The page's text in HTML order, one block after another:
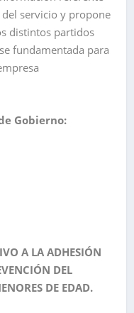
servicio y propone
distintos partidos
fundamentada para
Gobierno:
A LA ADHESIÓN
DEL
DE EDAD.